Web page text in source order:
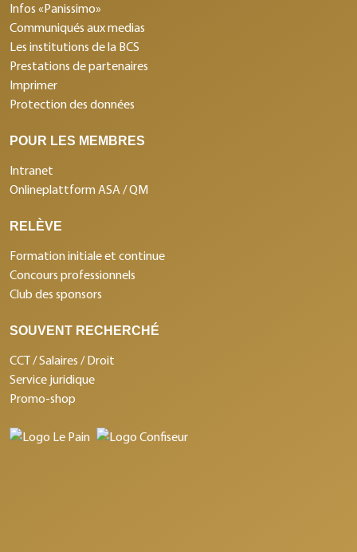
Infos «Panissimo»
Communiqués aux medias
Les institutions de la BCS
Prestations de partenaires
Imprimer
Protection des données
POUR LES MEMBRES
Intranet
Onlineplattform ASA / QM
RELÈVE
Formation initiale et continue
Concours professionnels
Club des sponsors
SOUVENT RECHERCHÉ
CCT / Salaires / Droit
Service juridique
Promo-shop